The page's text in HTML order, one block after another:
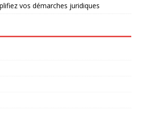
vos démarches juridiques